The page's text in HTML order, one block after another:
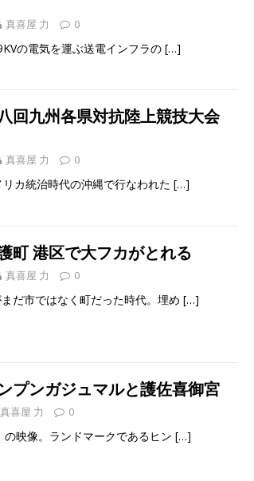
真喜屋 力 0
の電気を運ぶ送電インフラの […]
回九州各県対抗陸上競技大会
真喜屋 力 0
カ統治時代の沖縄で行なわれた […]
町 港区で大フカがとれる
真喜屋 力 0
だ市ではなく町だった時代。埋め […]
プンガジュマルと護佐喜御宮
真喜屋 力 0
映像。ランドマークであるヒン […]